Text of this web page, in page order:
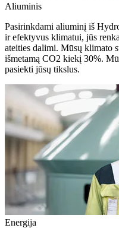
Aliuminis
Pasirinkdami aliuminį iš
ir efektyvus klimatui, jūs
ateities dalimi. Mūsų klimato
išmetamą CO2 kiekį 30%.
pasiekti jūsų tikslus.
Energija